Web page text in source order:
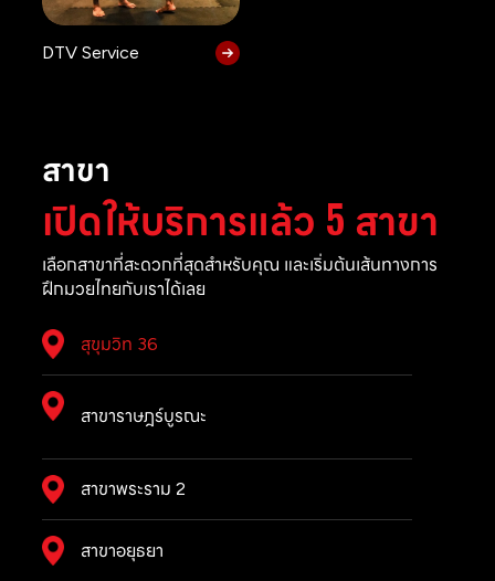
DTV Service
สาขา
เปิดให้บริการแล้ว 5 สาขา
เลือกสาขาที่สะดวกที่สุดสำหรับคุณ และเริ่มต้นเส้นทางการ
ฝึกมวยไทยกับเราได้เลย
สุขุมวิท 36
สาขาราษฎร์บูรณะ
สาขาพระราม 2
สาขาอยุธยา